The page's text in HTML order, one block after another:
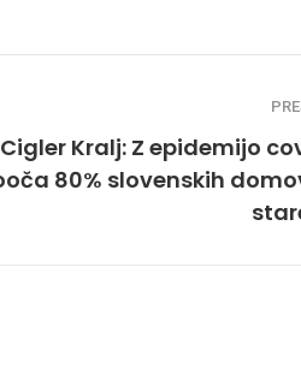
Kralj: Z epidemijo
80% slovenskih